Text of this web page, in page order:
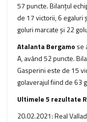
57 puncte. Bilanţul
de 17 victorii, 6 egaluri
goluri marcate şi 22
Atalanta Bergamo se
A, având 52 puncte.
Gasperini este de 15
golaverajul fiind de 63
Ultimele 5 rezultate
20.02.2021: Real